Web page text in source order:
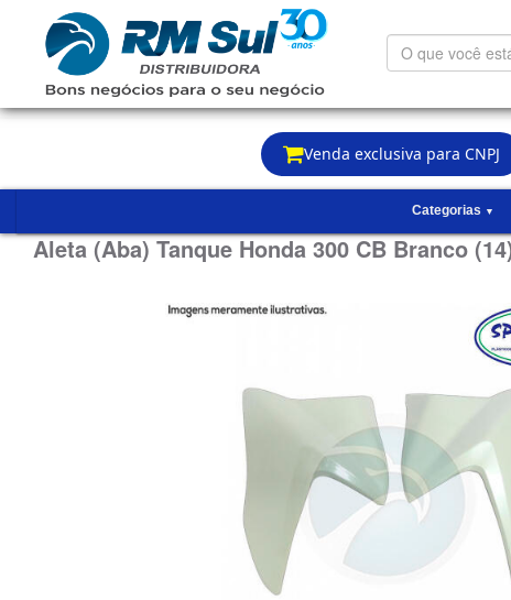
Venda exclusiva para CNPJ
O
que
está
procurando?
Categorias ▼
Aleta (Aba) Tanque Honda 300 CB Branco